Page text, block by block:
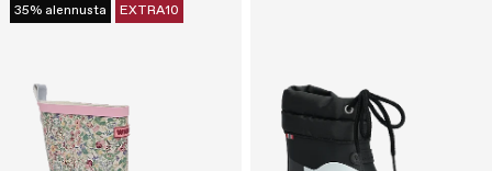
35% alennusta EXTRA10